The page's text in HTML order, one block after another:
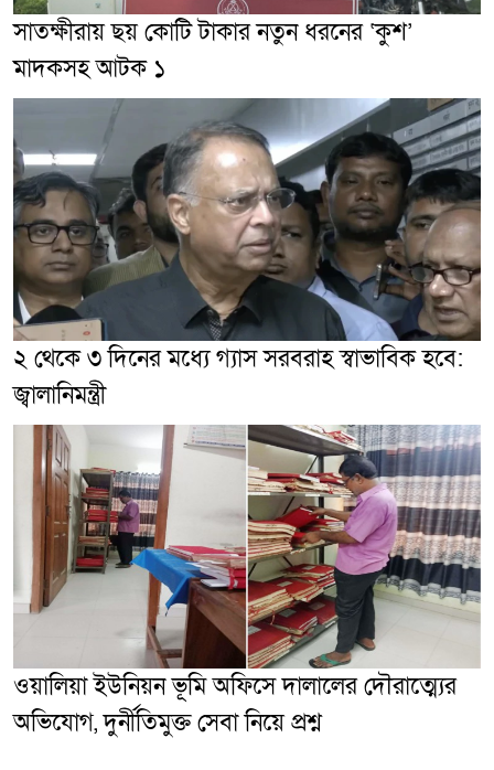
সাতক্ষীরায় ছয় কোটি টাকার নতুন ধরনের ‘কুশ’
মাদকসহ আটক ১
২ থেকে ৩ দিনের মধ্যে গ্যাস সরবরাহ স্বাভাবিক হবে:
জ্বালানিমন্ত্রী
ওয়ালিয়া ইউনিয়ন ভূমি অফিসে দালালের দৌরাত্ম্যের
অভিযোগ, দুর্নীতিমুক্ত সেবা নিয়ে প্রশ্ন